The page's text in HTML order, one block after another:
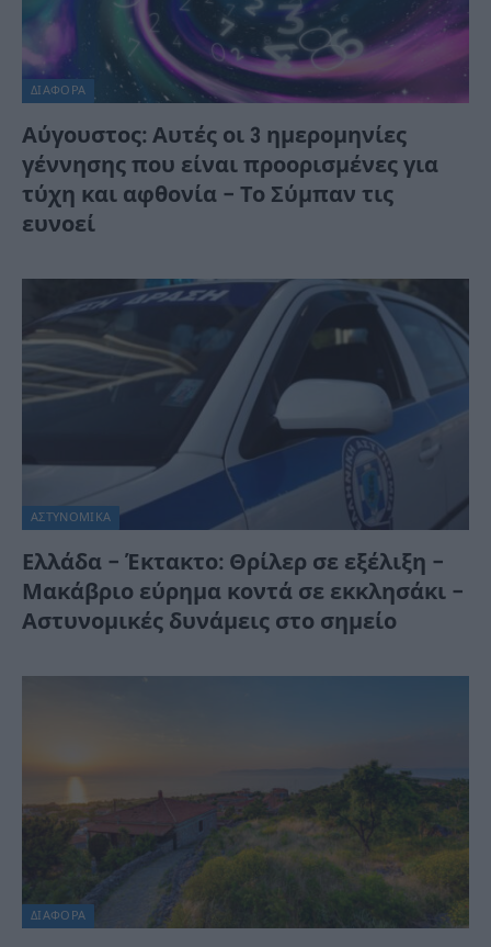
ΔΙΆΦΟΡΑ
Αύγουστος: Αυτές οι 3 ημερομηνίες
γέννησης που είναι προορισμένες για
τύχη και αφθονία – Το Σύμπαν τις
ευνοεί
ΑΣΤΥΝΟΜΙΚΑ
Ελλάδα – Έκτακτο: Θρίλερ σε εξέλιξη –
Μακάβριο εύρημα κοντά σε εκκλησάκι –
Αστυνομικές δυνάμεις στο σημείο
ΔΙΆΦΟΡΑ